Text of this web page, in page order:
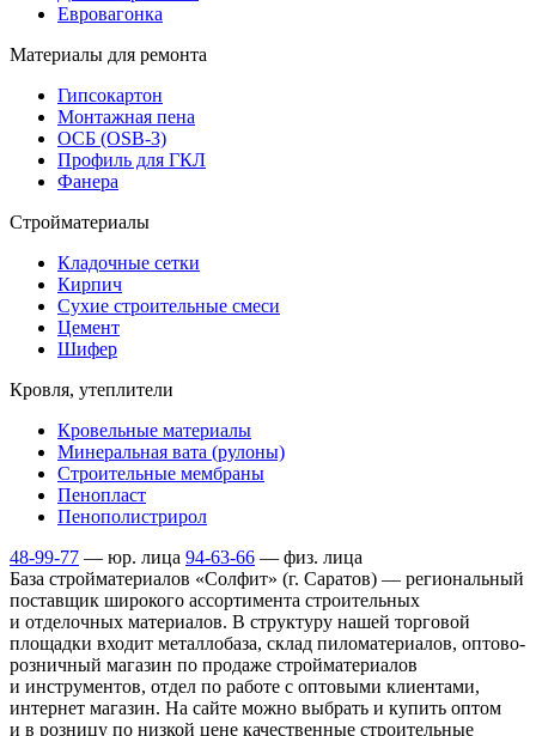
Евровагонка
Материалы для ремонта
Гипсокартон
Монтажная пена
ОСБ (OSB-3)
Профиль для ГКЛ
Фанера
Стройматериалы
Кладочные сетки
Кирпич
Сухие строительные смеси
Цемент
Шифер
Кровля, утеплители
Кровельные материалы
Минеральная вата (рулоны)
Строительные мембраны
Пенопласт
Пенополистрирол
48-99-77 — юр. лица 94-63-66 — физ. лица
База стройматериалов «Солфит» (г. Саратов) — региональный
поставщик широкого ассортимента строительных
и отделочных материалов. В структуру нашей торговой
площадки входит металлобаза, склад пиломатериалов, оптово-
розничный магазин по продаже стройматериалов
и инструментов, отдел по работе с оптовыми клиентами,
интернет магазин. На сайте можно выбрать и купить оптом
и в розницу по низкой цене качественные строительные